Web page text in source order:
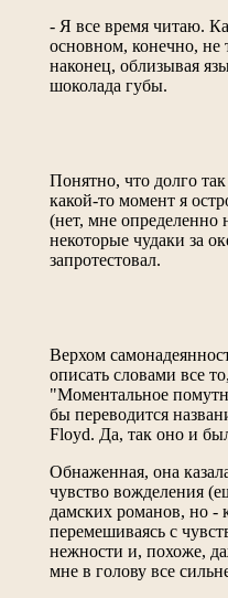
- Я все время читаю.
основном, конечно, не
наконец, облизывая
шоколада губы.
Понятно, что долго
какой-то момент я
(нет, мне определенно
некоторые чудаки за
запротестовал.
Верхом
описать словами все
"Моментальное
бы переводится
Floyd. Да, так оно и
Обнаженная, она
чувство вожделения
дамских романов, но -
перемешиваясь с
нежности и, похоже,
мне в голову все